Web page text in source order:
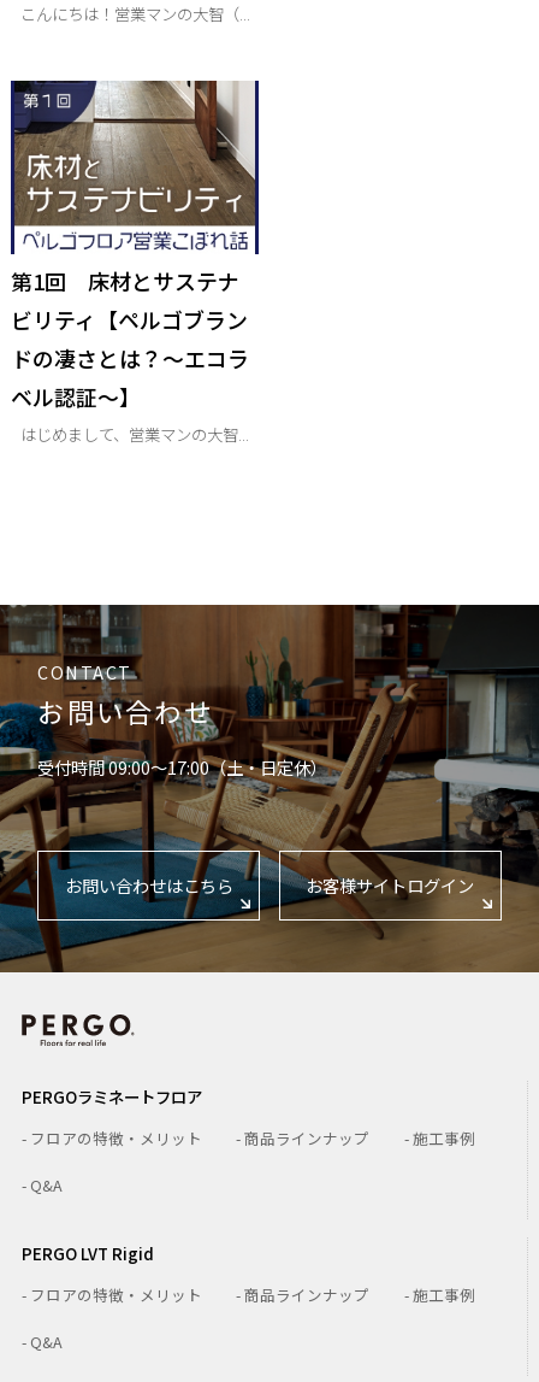
こんにちは！営業マンの大智（...
第1回 床材とサステナ
ビリティ【ペルゴブラン
ドの凄さとは？～エコラ
ベル認証～】
はじめまして、営業マンの大智...
CONTACT
お問い合わせ
受付時間 09:00〜17:00（土・日定休）
お問い合わせはこちら お客様サイトログイン
PERGOラミネートフロア
- フロアの特徴・メリット - 商品ラインナップ - 施工事例
- Q&A
PERGO LVT Rigid
- フロアの特徴・メリット - 商品ラインナップ - 施工事例
- Q&A